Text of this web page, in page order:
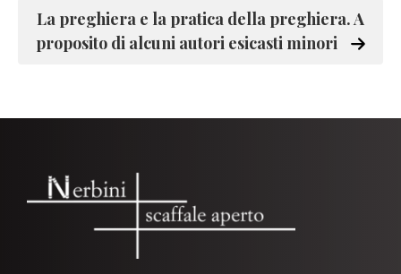
La preghiera e la pratica della preghiera. A
proposito di alcuni autori esicasti minori